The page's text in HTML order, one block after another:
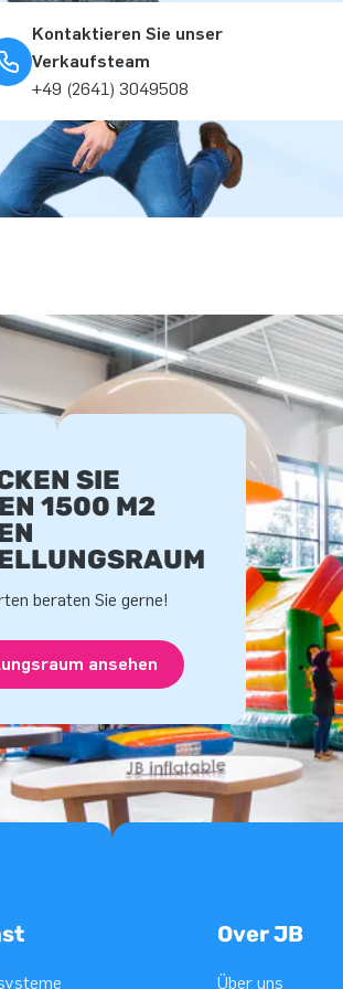
Kontaktieren Sie unser
Verkaufsteam
+49 (2641) 3049508
SIE
1500 M2
A
beraten Sie gerne!
ansehen
Over JB
Über uns